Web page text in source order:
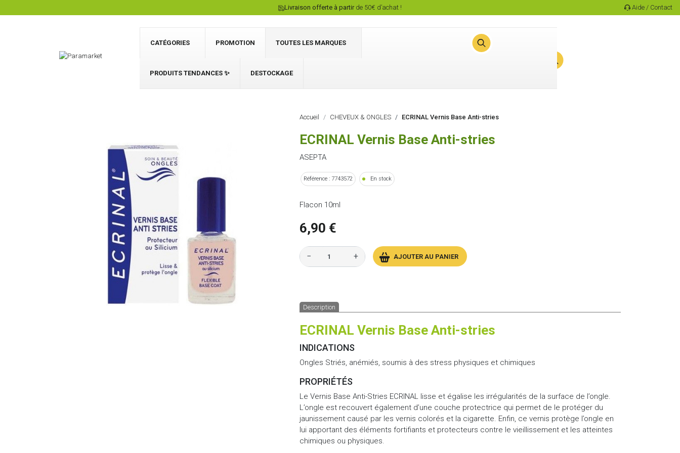
Livraison offerte à partirde 50€ d’achat ! Aide / Contact
CATÉGORIES PROMOTION TOUTES LES MARQUES
PRODUITS TENDANCES ✨ DESTOCKAGE
Accueil CHEVEUX & ONGLES ECRINAL Vernis Base Anti-stries
ECRINAL Vernis Base Anti-stries
ASEPTA
Référence : 7743572 En stock
Flacon 10ml
6,90 €
− + AJOUTER AU PANIER
Description
ECRINAL Vernis Base Anti-stries
INDICATIONS
Ongles Striés, anémiés, soumis à des stress physiques et chimiques
PROPRIÉTÉS
Le Vernis Base Anti-Stries ECRINAL lisse et égalise les irrégularités de la surface de l’ongle.
L’ongle est recouvert également d’une couche protectrice qui permet de le protéger du
jaunissement causé par les vernis colorés et la cigarette. Enfin, ce vernis protège l’ongle en
lui apportant des éléments fortifiants et protecteurs contre le vieillissement et les atteintes
chimiques ou physiques.